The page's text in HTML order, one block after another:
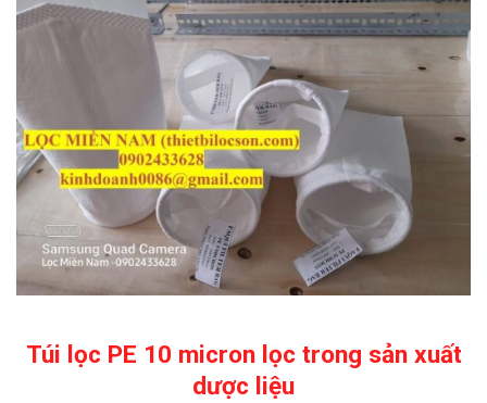
Túi lọc PE 10 micron lọc trong sản xuất
dược liệu